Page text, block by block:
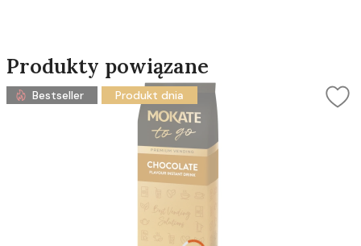
Produkty powiązane
Bestseller Produkt dnia